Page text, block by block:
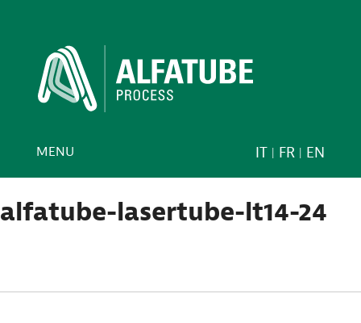
IT FR EN
MENU
alfatube-lasertube-lt14-24